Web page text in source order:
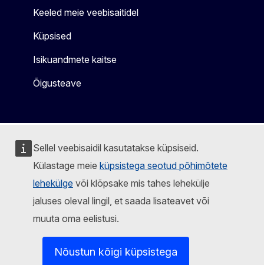
Sellel veebisaidil kasutatakse küpsiseid.
Külastage meie küpsistega seotud põhimõtete
lehekülge või klõpsake mis tahes lehekülje
jaluses oleval lingil, et saada lisateavet või
muuta oma eelistusi.
Nõustun kõigi küpsistega
Keeled meie veebisaitidel
Küpsised
Isikuandmete kaitse
Õigusteave